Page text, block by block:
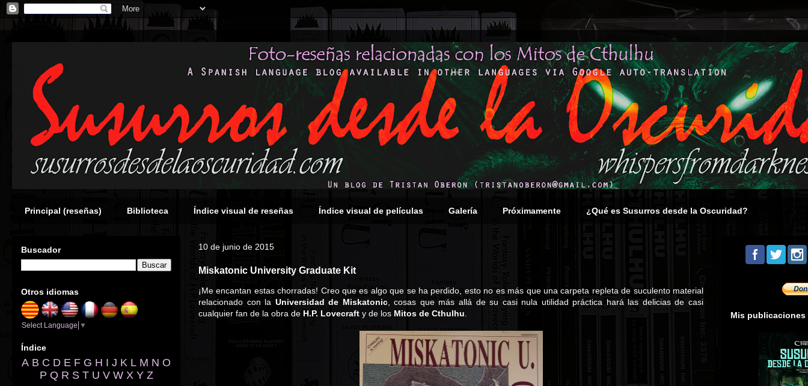
Principal (reseñas) Biblioteca Índice visual de reseñas Índice visual de películas Galería Próximamente ¿Qué es Susurros desde la Oscuridad?
10 de junio de 2015
Miskatonic University Graduate Kit
¡Me encantan estas chorradas! Creo que es algo que se ha perdido, esto no es más que una carpeta repleta de suculento material
relacionado con la Universidad de Miskatonic, cosas que más allá de su casi nula utilidad práctica hará las delicias de casi
cualquier fan de la obra de H.P. Lovecraft y de los Mitos de Cthulhu
Buscador
Otros idiomas
Select Language ▼
Índice
A B C D E F G H I J K L M N O
P Q R S T U V W X Y Z
Mis publicaciones